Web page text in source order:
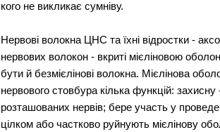
кого не викликає сумніву.
Нервові волокна ЦНС та їхні відростки -
нервових волокон - вкриті мієліновою
бути й безмієлінові волокна. Мієлінова
нервового стовбура кілька функцій: захисну
розташованих нервів; бере участь у
цілком або частково руйнують мієлінову